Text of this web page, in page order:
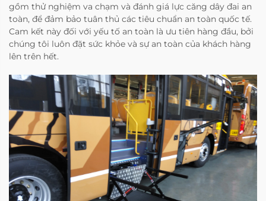
gồm thử nghiệm va chạm và đánh giá lực căng dây đai an
toàn, để đảm bảo tuân thủ các tiêu chuẩn an toàn quốc tế.
Cam kết này đối với yếu tố an toàn là ưu tiên hàng đầu, bởi
chúng tôi luôn đặt sức khỏe và sự an toàn của khách hàng
lên trên hết.